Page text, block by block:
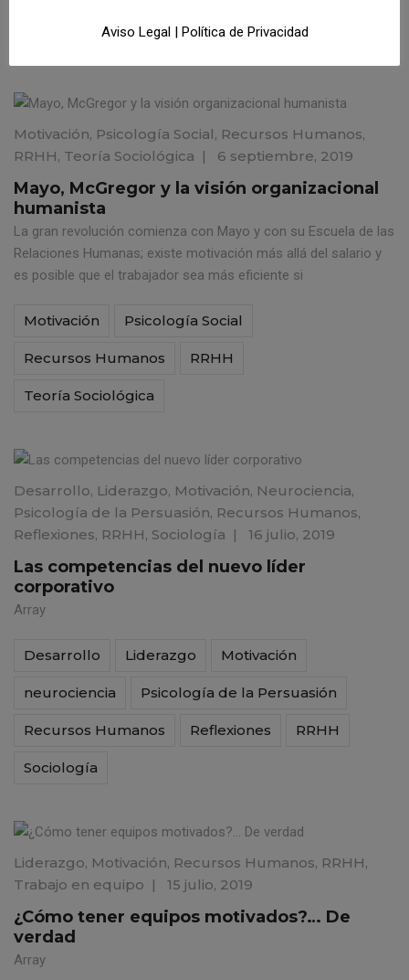
Recursos Humanos
Motivación, Psicología Social, Recursos Humanos,
RRHH, Teoría Sociológica | 6 septiembre, 2019
Mayo, McGregor y la visión organizacional
humanista
La gran revolución comienza con Mayo y con su Escuela de las
Relaciones Humanas; existe motivación más allá del salario y
es posible que el trabajador sea más eficiente si
Motivación Psicología Social
Recursos Humanos RRHH
Teoría Sociológica
Desarrollo, Liderazgo, Motivación, Neurociencia,
Psicología de la Persuasión, Recursos Humanos,
Reflexiones, RRHH, Sociología | 16 julio, 2019
Las competencias del nuevo líder
corporativo
Array
Desarrollo Liderazgo Motivación
neurociencia Psicología de la Persuasión
Recursos Humanos Reflexiones RRHH
Sociología
Liderazgo, Motivación, Recursos Humanos, RRHH,
Trabajo en equipo | 15 julio, 2019
¿Cómo tener equipos motivados?… De
verdad
Array
Aviso Legal| Política de Privacidad